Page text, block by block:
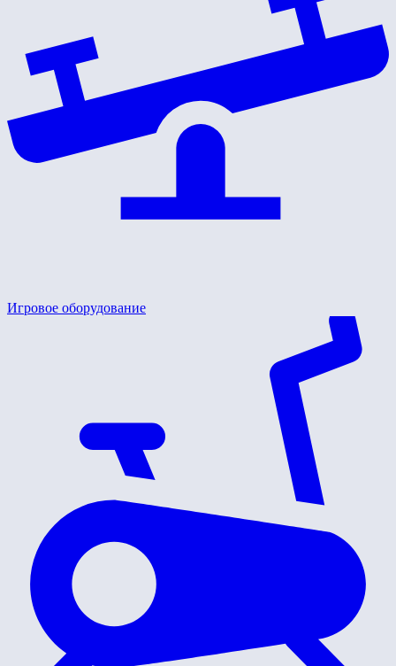
Игровое оборудование